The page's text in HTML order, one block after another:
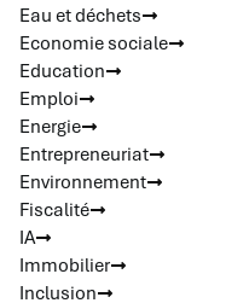
Eau et déchets
Economie sociale
Education
Emploi
Energie
Entrepreneuriat
Environnement
Fiscalité
IA
Immobilier
Inclusion